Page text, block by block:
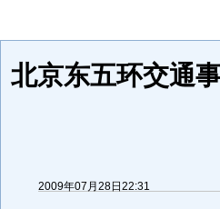
北京东五环交通
2009年07月28日22:31